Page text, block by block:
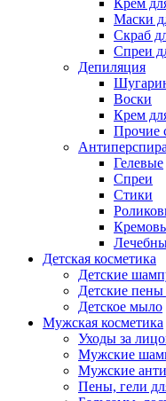
Крем
Маски
Скраб
Спреи
Депиляция
Воски
Крем
Прочие
Гелевые
Спреи
Стики
Детская косметика
Детские
Детские пены
Детское мыло
Мужская косметика
Уходы за
Мужские
Мужские
Пены, гели